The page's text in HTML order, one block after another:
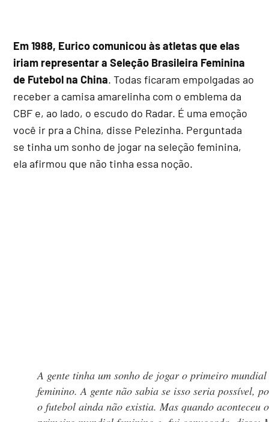
Em 1988, Eurico comunicou às atletas que elas
iriam representar a Seleção Brasileira Feminina
de Futebol na China. Todas ficaram empolgadas ao
receber a camisa amarelinha com o emblema da
CBF e, ao lado, o escudo do Radar. É uma emoção
você ir pra a China, disse Pelezinha. Perguntada
se tinha um sonho de jogar na seleção feminina,
ela afirmou que não tinha essa noção.
A gente tinha um sonho de jogar o primeiro mundial
feminino. A gente não sabia se isso seria possível,
o futebol ainda não existia. Mas quando aconteceu o